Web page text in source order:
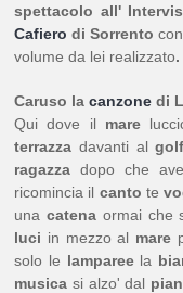
spettacolo all'
Cafiero di Sorrento
volume da lei realizzato.
Caruso lacanzone di
Qui dove il mare
terrazza davanti al
ragazza dopo che
ricomincia il canto te
unacatena ormai che
luci in mezzo al mare
solo le lampareela
musica si alzo' dal